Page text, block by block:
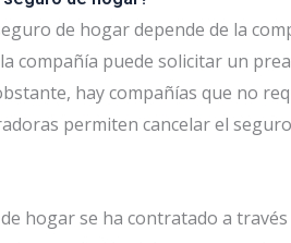
de hogar depende de la
compañía puede solicitar un
hay compañías que no
permiten cancelar el
hogar se ha contratado a